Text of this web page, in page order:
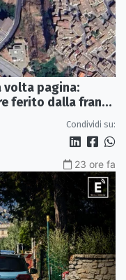
volta pagina:
ferito dalla frana
Condividi su:
23 ore fa